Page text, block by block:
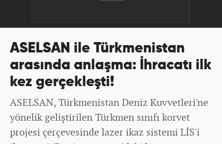
ASELSAN ile Türkmenistan
arasında anlaşma: İhracatı ilk
kez gerçekleşti!
ASELSAN, Türkmenistan Deniz Kuvvetleri'ne
yönelik geliştirilen Türkmen sınıfı korvet
projesi çerçevesinde lazer ikaz sistemi LİS'i